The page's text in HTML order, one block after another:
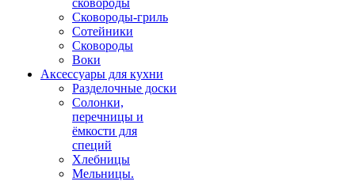
сковороды
Сковороды-гриль
Сотейники
Сковороды
Воки
Аксессуары для кухни
Разделочные доски
Солонки,
перечницы и
ёмкости для
специй
Хлебницы
Мельницы.